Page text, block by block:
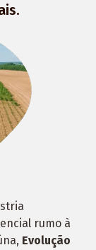
rumo à
Evolução